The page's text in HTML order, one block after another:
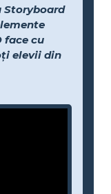
Storyboard
face cu
elevii din